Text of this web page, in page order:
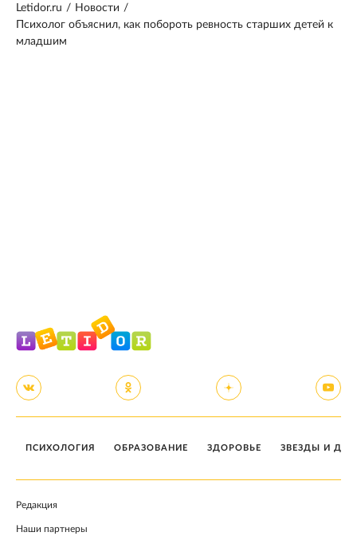
Letidor.ru / Новости /
Психолог объяснил, как побороть ревность старших детей к
младшим
ПСИХОЛОГИЯ ОБРАЗОВАНИЕ ЗДОРОВЬЕ ЗВЕЗДЫ И
Редакция
Наши партнеры